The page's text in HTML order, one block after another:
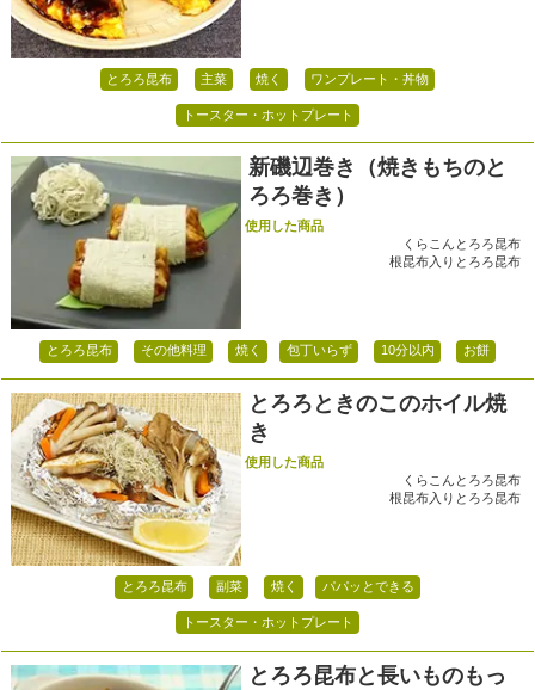
とろろ昆布 主菜 焼く ワンプレート・丼物
トースター・ホットプレート
新磯辺巻き（焼きもちのと
ろろ巻き）
使用した商品
くらこんとろろ昆布
根昆布入りとろろ昆布
とろろ昆布 その他料理 焼く 包丁いらず 10分以内 お餅
とろろときのこのホイル焼
き
使用した商品
くらこんとろろ昆布
根昆布入りとろろ昆布
とろろ昆布 副菜 焼く パパッとできる
トースター・ホットプレート
とろろ昆布と長いものもっ